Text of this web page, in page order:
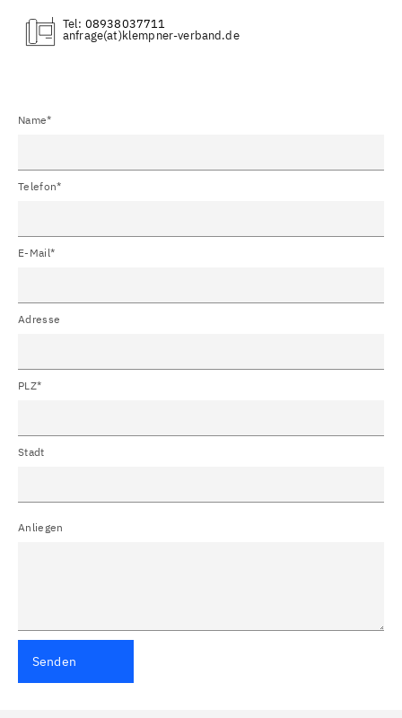
Tel: 08938037711
(at)
Name*
Telefon*
E-Mail*
Adresse
PLZ*
Stadt
Anliegen
Senden